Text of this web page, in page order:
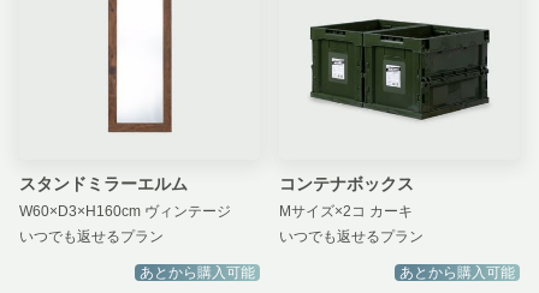
スタンドミラーエルム
W60×D3×H160cm ヴィンテージ
いつでも返せるプラン
あとから購入可能
コンテナボックス
Mサイズ×2コ カーキ
いつでも返せるプラン
あとから購入可能